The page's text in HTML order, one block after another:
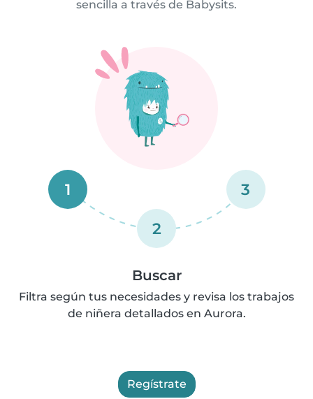
sencilla a través de Babysits.
1
2
3
Buscar
Filtra según tus necesidades y revisa los trabajos
de niñera detallados en Aurora.
Regístrate